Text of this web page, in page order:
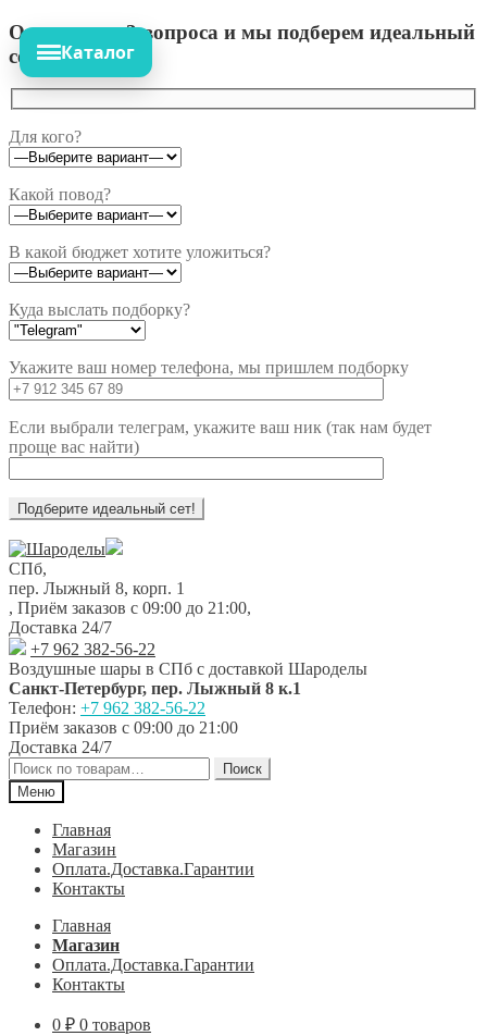
Ответьте на 3 вопроса и мы подберем идеальный
сет!
Для кого?
Какой повод?
В какой бюджет хотите уложиться?
Куда выслать подборку?
Укажите ваш номер телефона, мы пришлем подборку
Если выбрали телеграм, укажите ваш ник (так нам будет
проще вас найти)
Перейти
к
навигации
Перейти
к
содержимому
СПб,
пер. Лыжный 8, корп. 1
, Приём заказов с 09:00 до 21:00,
Доставка 24/7
+7 962 382-56-22
Воздушные шары в СПб с доставкой Шароделы
Санкт-Петербург, пер. Лыжный 8 к.1
Телефон: +7 962 382-56-22
Приём заказов с 09:00 до 21:00
Доставка 24/7
Искать:
Поиск
Меню
Главная
Магазин
Оплата.Доставка.Гарантии
Контакты
Главная
Магазин
Оплата.Доставка.Гарантии
Контакты
0 ₽ 0 товаров
Каталог